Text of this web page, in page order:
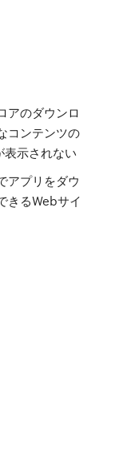
アのダウンロ
コンテンツの
示されない
アプリをダウ
きるWebサイ